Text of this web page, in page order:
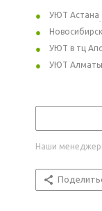
УЮТ Астана
УЮТ в тц
УЮТ Алматы
Наши